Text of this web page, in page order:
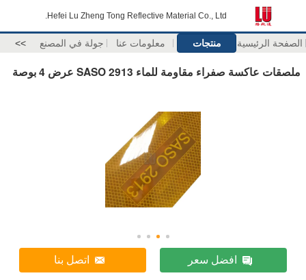
Hefei Lu Zheng Tong Reflective Material Co., Ltd.
الصفحة الرئيسية منتجات معلومات عنا جولة في المصنع >>
ملصقات عاكسة صفراء مقاومة للماء SASO 2913 عرض 4 بوصة
افضل سعر اتصل بنا